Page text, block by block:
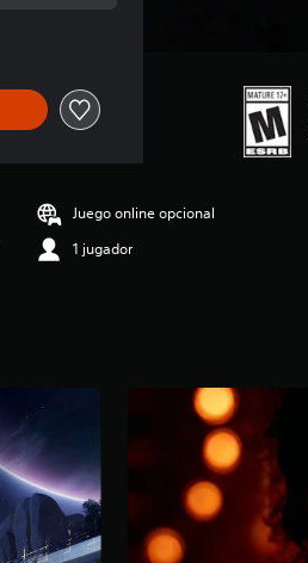
Juego online opcional
1 jugador